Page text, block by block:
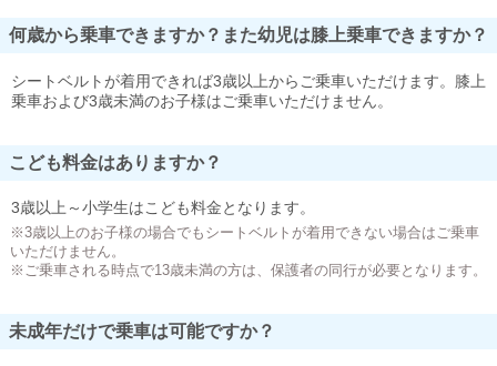
何歳から乗車できますか？また幼児は膝上乗車できますか？
シートベルトが着用できれば3歳以上からご乗車いただけます。膝上
乗車および3歳未満のお子様はご乗車いただけません。
こども料金はありますか？
3歳以上～小学生はこども料金となります。
※3歳以上のお子様の場合でもシートベルトが着用できない場合はご乗車
いただけません。
※ご乗車される時点で13歳未満の方は、保護者の同行が必要となります。
未成年だけで乗車は可能ですか？